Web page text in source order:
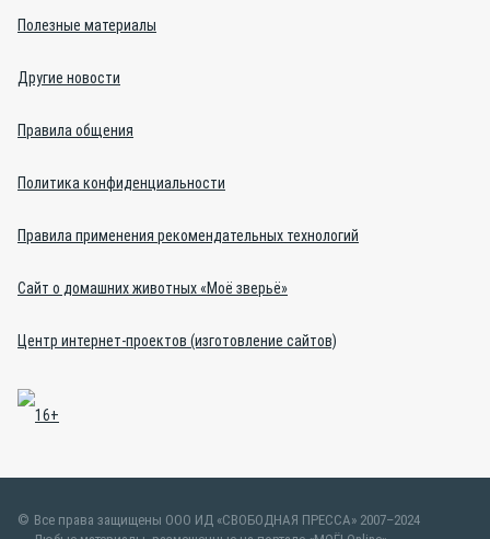
Полезные материалы
Другие новости
Правила общения
Политика конфиденциальности
Правила применения рекомендательных технологий
Сайт о домашних животных «Моё зверьё»
Центр интернет-проектов (изготовление сайтов)
Все права защищены ООО ИД «СВОБОДНАЯ ПРЕССА» 2007–2024